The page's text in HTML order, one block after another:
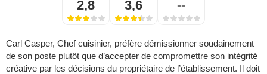
2,8 3,6 --
Carl Casper, Chef cuisinier, préfère démissionner soudainement
de son poste plutôt que d’accepter de compromettre son intégrité
créative par les décisions du propriétaire de l’établissement. Il doit